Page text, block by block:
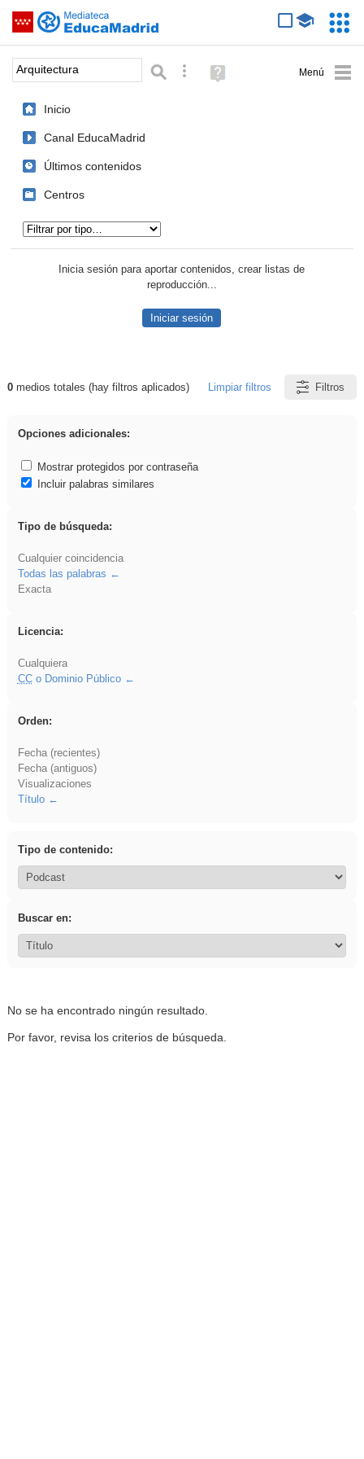
Saltar navegación
Palabra o frase: Búsqueda avanzada
Ayuda
(en
Inicio
Canal EducaMadrid
Últimos contenidos
Centros
Inicia sesión para aportar contenidos, crear listas de
reproducción...
Iniciar sesión
Resultados de: Arquitectura
0medios totales (hay filtros aplicados) Limpiar filtros Filtros
Opciones adicionales:
Mostrar protegidos por contraseña
Incluir palabras similares
Tipo de búsqueda:
Cualquier coincidencia
Todas las palabras
Exacta
Licencia:
Cualquiera
CCo Dominio Público
Orden:
Fecha (recientes)
Fecha (antiguos)
Visualizaciones
Título
Tipo de contenido:
Buscar en:
No se ha encontrado ningún resultado.
Por favor, revisa los criterios de búsqueda.